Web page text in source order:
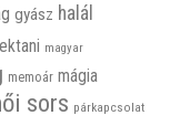
gyász halál
magyar
memoár mágia
sors párkapcsolat